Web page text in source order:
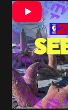
Okrem iného
kariérnom
cieľom má
All Time).
čias“
musieť ako
môcť získať
výkonu a